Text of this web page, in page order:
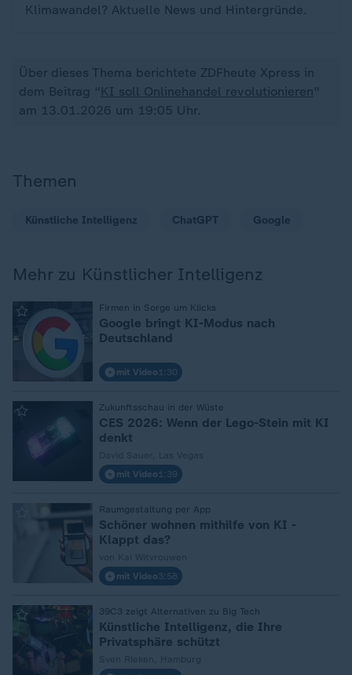
Klimawandel? Aktuelle News und Hintergründe.
Über dieses Thema berichtete ZDFheute Xpress in
dem Beitrag " KI soll Onlinehandel revolutionieren"
am 13.01.2026 um 19:05 Uhr.
Themen
Künstliche Intelligenz ChatGPT Google
Mehr zu Künstlicher Intelligenz
Firmen in Sorge um Klicks
Google bringt KI-Modus nach
Deutschland
mit Video 1:30
Zukunftsschau in der Wüste
CES 2026: Wenn der Lego-Stein mit KI
denkt
mit Video 1:39
Raumgestaltung per App
Schöner wohnen mithilfe von KI -
Klappt das?
mit Video3:58
39C3 zeigt Alternativen zu Big Tech
Künstliche Intelligenz, die Ihre
Privatsphäre schützt